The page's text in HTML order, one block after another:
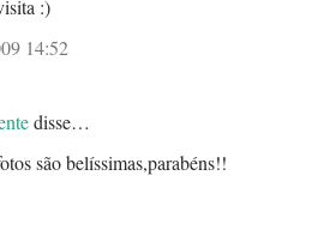
:)
14:52
disse…
são belíssimas,parabéns!!